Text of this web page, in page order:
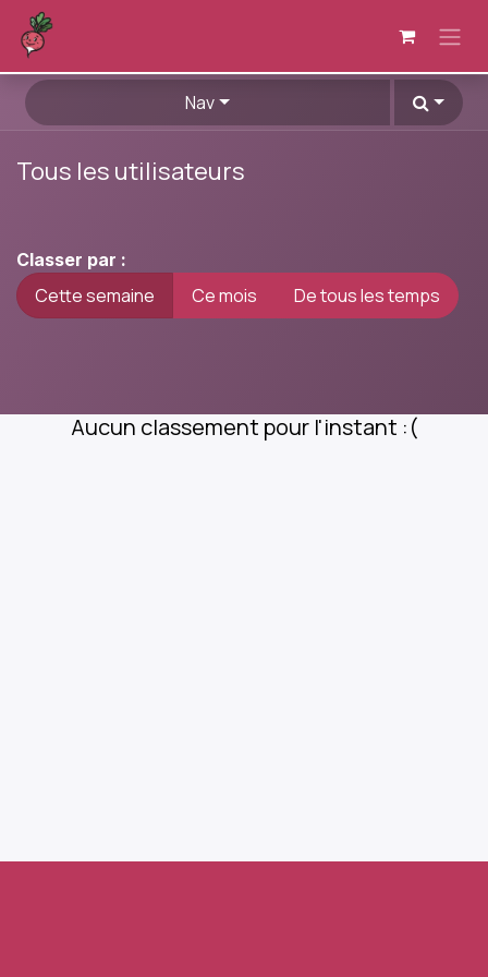
Se rendre au contenu
Nav
Tous les utilisateurs
Classer par :
Cette semaine Ce mois De tous les temps
Aucun classement pour l'instant :(